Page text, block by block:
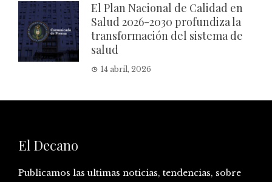
El Plan Nacional de Calidad en
Salud 2026-2030 profundiza la
transformación del sistema de
salud
14 abril, 2026
El Decano
Publicamos las ultimas noticias, tendencias, sobre